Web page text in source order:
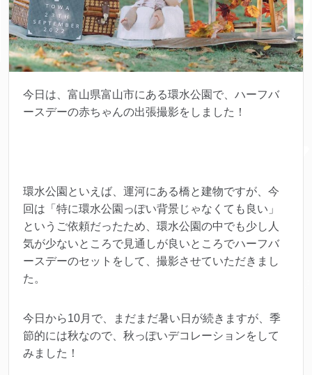
今日は、富山県富山市にある環水公園で、ハーフバ
ースデーの赤ちゃんの出張撮影をしました！
環水公園といえば、運河にある橋と建物ですが、今
回は「特に環水公園っぽい背景じゃなくても良い」
というご依頼だったため、環水公園の中でも少し人
気が少ないところで見通しが良いところでハーフバ
ースデーのセットをして、撮影させていただきまし
た。
今日から10月で、まだまだ暑い日が続きますが、季
節的には秋なので、秋っぽいデコレーションをして
みました！